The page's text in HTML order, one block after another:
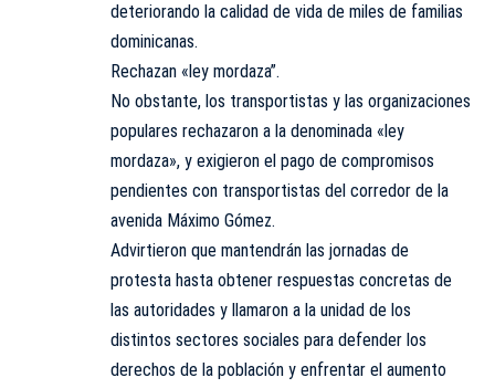
deteriorando la calidad de vida de miles de familias
dominicanas.
Rechazan «ley mordaza”.
No obstante, los transportistas y las organizaciones
populares rechazaron a la denominada «ley
mordaza», y exigieron el pago de compromisos
pendientes con transportistas del corredor de la
avenida Máximo Gómez.
Advirtieron que mantendrán las jornadas de
protesta hasta obtener respuestas concretas de
las autoridades y llamaron a la unidad de los
distintos sectores sociales para defender los
derechos de la población y enfrentar el aumento